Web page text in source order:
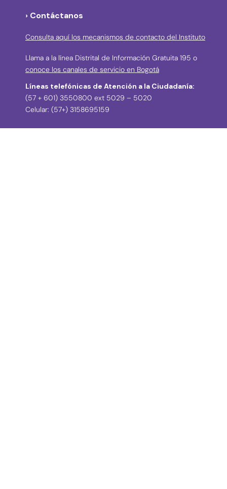
› Contáctanos
Consulta aquí los mecanismos de contacto del Instituto
Llama a la línea Distrital de Información Gratuita 195 o
conoce los canales de servicio en Bogotá
Líneas telefónicas de Atención a la Ciudadanía:
(57 + 601) 3550800 ext 5029 – 5020
Celular: (57+) 3158695159